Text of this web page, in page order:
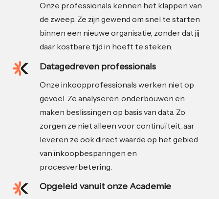
Onze professionals kennen het klappen van
de zweep. Ze zijn gewend om snel te starten
binnen een nieuwe organisatie, zonder dat jij
daar kostbare tijd in hoeft te steken.
Datagedreven professionals
Onze inkoopprofessionals werken niet op
gevoel. Ze analyseren, onderbouwen en
maken beslissingen op basis van data. Zo
zorgen ze niet alleen voor continuïteit, aar
leveren ze ook direct waarde op het gebied
van inkoopbesparingen en
procesverbetering.
Opgeleid vanuit onze Academie